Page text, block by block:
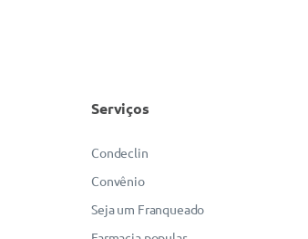
Serviços
Condeclin
Convênio
Seja um Franqueado